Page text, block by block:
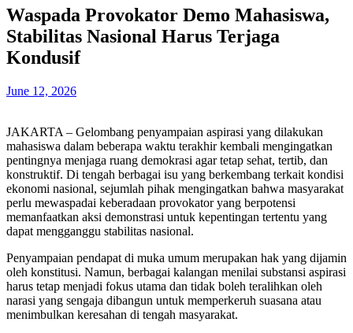
Waspada Provokator Demo Mahasiswa,
Stabilitas Nasional Harus Terjaga
Kondusif
June 12, 2026
JAKARTA – Gelombang penyampaian aspirasi yang dilakukan
mahasiswa dalam beberapa waktu terakhir kembali mengingatkan
pentingnya menjaga ruang demokrasi agar tetap sehat, tertib, dan
konstruktif. Di tengah berbagai isu yang berkembang terkait kondisi
ekonomi nasional, sejumlah pihak mengingatkan bahwa masyarakat
perlu mewaspadai keberadaan provokator yang berpotensi
memanfaatkan aksi demonstrasi untuk kepentingan tertentu yang
dapat mengganggu stabilitas nasional.
Penyampaian pendapat di muka umum merupakan hak yang dijamin
oleh konstitusi. Namun, berbagai kalangan menilai substansi aspirasi
harus tetap menjadi fokus utama dan tidak boleh teralihkan oleh
narasi yang sengaja dibangun untuk memperkeruh suasana atau
menimbulkan keresahan di tengah masyarakat.